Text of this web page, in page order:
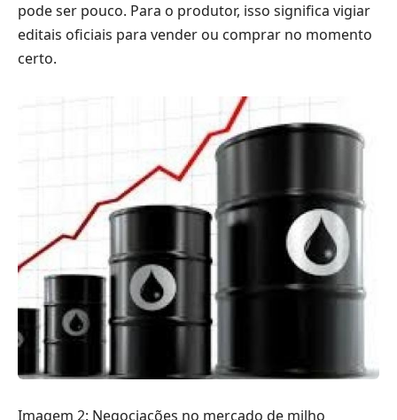
pode ser pouco. Para o produtor, isso significa vigiar
editais oficiais para vender ou comprar no momento
certo.
Imagem 2: Negociações no mercado de milho